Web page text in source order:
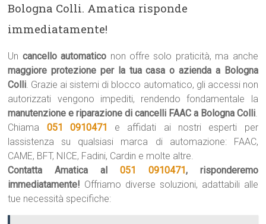
Bologna Colli. Amatica risponde
immediatamente!
Un cancello automatico non offre solo praticità, ma anche
maggiore protezione per la tua casa o azienda a Bologna
Colli. Grazie ai sistemi di blocco automatico, gli accessi non
autorizzati vengono impediti, rendendo fondamentale la
manutenzione e riparazione di cancelli FAAC a Bologna Colli.
Chiama 051 0910471
e affidati ai nostri esperti per
lassistenza su qualsiasi marca di automazione: FAAC,
CAME, BFT, NICE, Fadini, Cardin e molte altre.
Contatta Amatica al 051 0910471, risponderemo
immediatamente! Offriamo diverse soluzioni, adattabili alle
tue necessità specifiche: